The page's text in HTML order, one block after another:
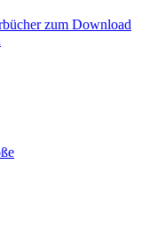
zum Download